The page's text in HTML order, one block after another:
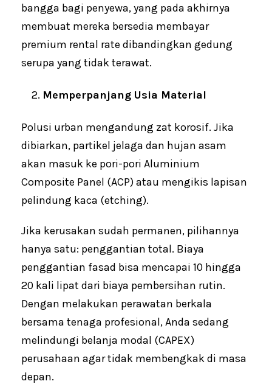
bangga bagi penyewa, yang pada akhirnya
membuat mereka bersedia membayar
premium rental rate dibandingkan gedung
serupa yang tidak terawat.
Memperpanjang Usia Material
Polusi urban mengandung zat korosif. Jika
dibiarkan, partikel jelaga dan hujan asam
akan masuk ke pori-pori Aluminium
Composite Panel (ACP) atau mengikis lapisan
pelindung kaca (etching).
Jika kerusakan sudah permanen, pilihannya
hanya satu: penggantian total. Biaya
penggantian fasad bisa mencapai 10 hingga
20 kali lipat dari biaya pembersihan rutin.
Dengan melakukan perawatan berkala
bersama tenaga profesional, Anda sedang
melindungi belanja modal (CAPEX)
perusahaan agar tidak membengkak di masa
depan.